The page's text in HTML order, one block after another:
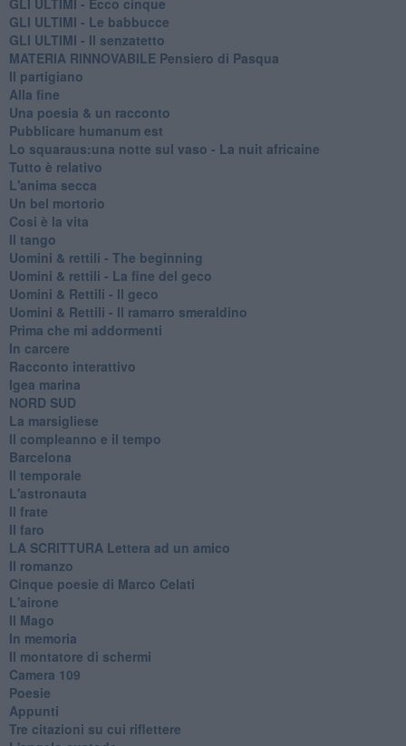
GLI ULTIMI - Le babbucce
GLI ULTIMI - Il senzatetto
MATERIA RINNOVABILE Pensiero di Pasqua
Il partigiano
Alla fine
Una poesia & un racconto
Pubblicare humanum est
Lo squaraus:una notte sul vaso - La nuit africaine
Tutto è relativo
L'anima secca
Un bel mortorio
Cosi è la vita
Il tango
​Uomini & rettili - The beginning
​Uomini & rettili - La fine del geco
Uomini & Rettili - Il geco
Uomini & Rettili - Il ramarro smeraldino
Prima che mi addormenti
In carcere
Racconto interattivo
Igea marina
​NORD SUD
La marsigliese
Il compleanno e il tempo
Barcelona
Il temporale
L'astronauta
Il frate
Il faro
​LA SCRITTURA Lettera ad un amico
Il romanzo
Cinque poesie di Marco Celati
L'airone
Il Mago
In memoria
Il montatore di schermi
Camera 109
Poesie
Appunti
Tre citazioni su cui riflettere